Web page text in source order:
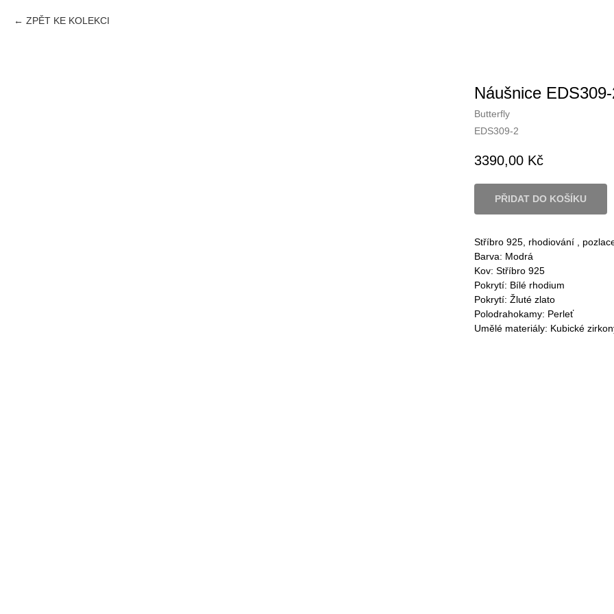
ZPĚT KE KOLEKCI
Náušnice
Butterfly
EDS309-2
3390,00 Kč
PŘIDAT DO KOŠÍKU
Stříbro 925, rhodiování ,
Barva: Modrá
Kov: Stříbro 925
Pokrytí: Bílé rhodium
Pokrytí: Žluté zlato
Polodrahokamy: Perleť
Umělé materiály: Kubické